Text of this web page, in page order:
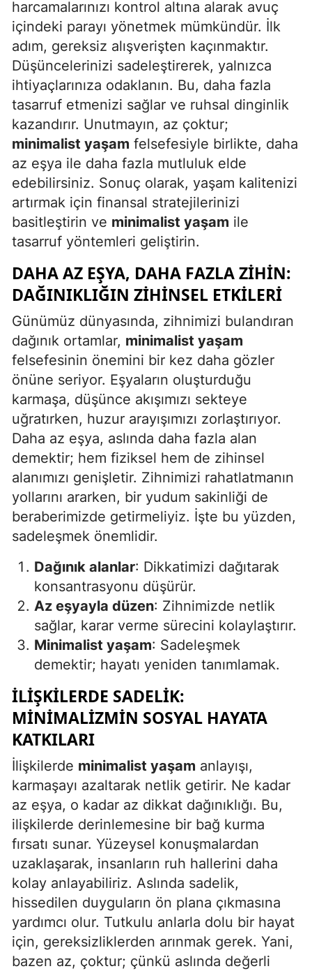
Yalova
Karabük
Kilis
Osmaniye
Düzce
harcamalarınızı kontrol altına alarak avuç
içindeki parayı yönetmek mümkündür. İlk
adım, gereksiz alışverişten kaçınmaktır.
Düşüncelerinizi sadeleştirerek, yalnızca
ihtiyaçlarınıza odaklanın. Bu, daha fazla
tasarruf etmenizi sağlar ve ruhsal dinginlik
kazandırır. Unutmayın, az çoktur;
minimalist yaşam felsefesiyle birlikte, daha
az eşya ile daha fazla mutluluk elde
edebilirsiniz. Sonuç olarak, yaşam kalitenizi
artırmak için finansal stratejilerinizi
basitleştirin ve minimalist yaşam ile
tasarruf yöntemleri geliştirin.
DAHA AZ EŞYA, DAHA FAZLA ZIHIN:
DAĞINIKLIĞIN ZIHINSEL ETKILERI
Günümüz dünyasında, zihnimizi bulandıran
dağınık ortamlar, minimalist yaşam
felsefesinin önemini bir kez daha gözler
önüne seriyor. Eşyaların oluşturduğu
karmaşa, düşünce akışımızı sekteye
uğratırken, huzur arayışımızı zorlaştırıyor.
Daha az eşya, aslında daha fazla alan
demektir; hem fiziksel hem de zihinsel
alanımızı genişletir. Zihnimizi rahatlatmanın
yollarını ararken, bir yudum sakinliği de
beraberimizde getirmeliyiz. İşte bu yüzden,
sadeleşmek önemlidir.
Dağınık alanlar: Dikkatimizi dağıtarak
konsantrasyonu düşürür.
Az eşyayla düzen: Zihnimizde netlik
sağlar, karar verme sürecini kolaylaştırır.
Minimalist yaşam: Sadeleşmek
demektir; hayatı yeniden tanımlamak.
İLIŞKILERDE SADELIK:
MINIMALIZMIN SOSYAL HAYATA
KATKILARI
İlişkilerde minimalist yaşam anlayışı,
karmaşayı azaltarak netlik getirir. Ne kadar
az eşya, o kadar az dikkat dağınıklığı. Bu,
ilişkilerde derinlemesine bir bağ kurma
fırsatı sunar. Yüzeysel konuşmalardan
uzaklaşarak, insanların ruh hallerini daha
kolay anlayabiliriz. Aslında sadelik,
hissedilen duyguların ön plana çıkmasına
yardımcı olur. Tutkulu anlarla dolu bir hayat
için, gereksizliklerden arınmak gerek. Yani,
bazen az, çoktur; çünkü aslında değerli